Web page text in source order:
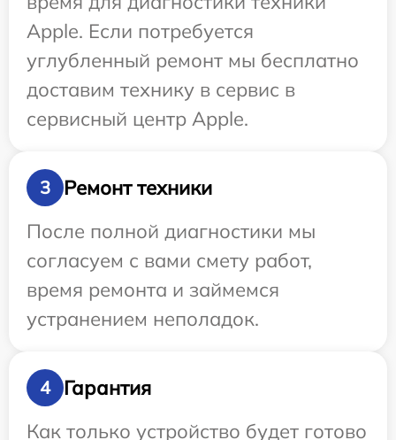
Apple. Если потребуется
углубленный ремонт мы бесплатно
доставим технику в сервис в
сервисный центр Apple.
3
Ремонт техники
После полной диагностики мы
согласуем с вами смету работ,
время ремонта и займемся
устранением неполадок.
4
Гарантия
Как только устройство будет готово